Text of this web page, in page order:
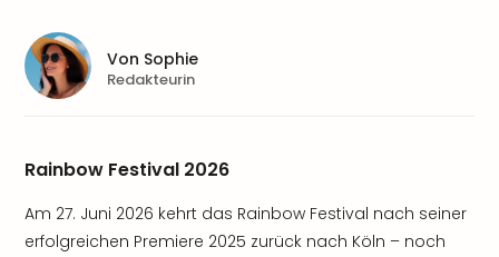
Rainbow Festival 2026
Am 27. Juni 2026 kehrt das Rainbow Festival nach seiner
erfolgreichen Premiere 2025 zurück nach Köln – noch
Von Sophie
Redakteurin